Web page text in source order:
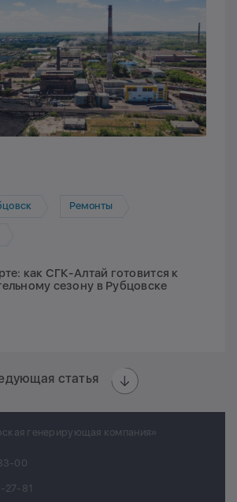
Ремонты
как СГК-Алтай готовится к
сезону в Рубцовске
статья
генерирующая компания»
00
27-81